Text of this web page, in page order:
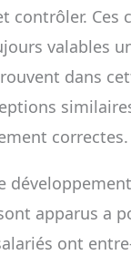
contrôler. Ces
valables
dans
correctes.
apparus a
ont